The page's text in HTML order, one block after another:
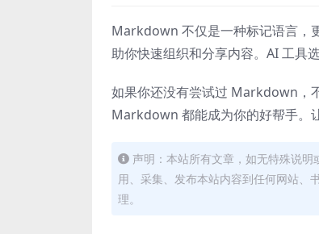
Markdown 不仅是一种标记语言，
助你快速组织和分享内容。AI 工具
如果你还没有尝试过 Markdown，
Markdown 都能成为你的好帮手。
声明：本站所有文章，如无特殊说
用、采集、发布本站内容到任何网站、
理。